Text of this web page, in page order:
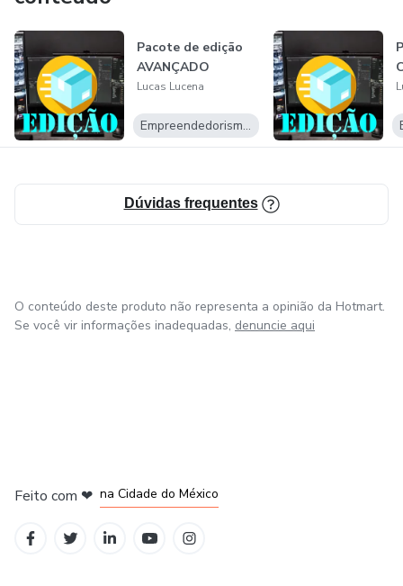
Pacote de edição
AVANÇADO
Lucas Lucena
Empreendedorismo Digital
Dúvidas frequentes
O conteúdo deste produto não representa a opinião da Hotmart.
Se você vir informações inadequadas, denuncie aqui
Feito com ❤ na Cidade do México